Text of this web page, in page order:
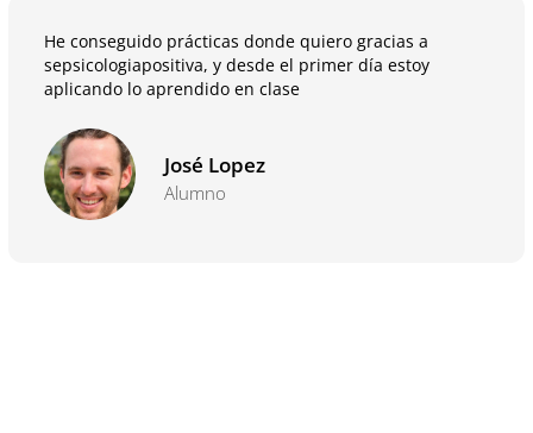
He conseguido prácticas donde quiero gracias a
sepsicologiapositiva, y desde el primer día estoy
aplicando lo aprendido en clase
José Lopez
Alumno